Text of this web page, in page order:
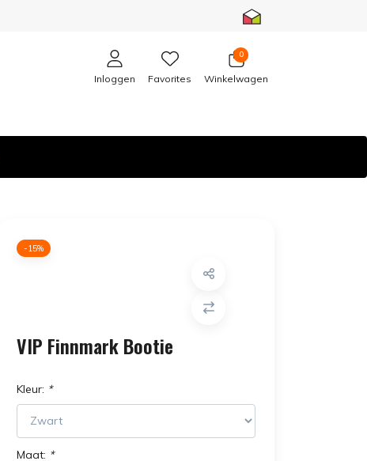
Inloggen Favorites
0
Winkelwagen
-15%
VIP Finnmark Bootie
Kleur: *
Maat: *